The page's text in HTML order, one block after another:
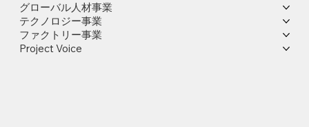
グローバル人材事業
テクノロジー事業
ファクトリー事業
Project Voice